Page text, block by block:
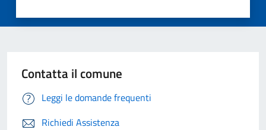
Contatta il comune
Leggi le domande frequenti
Richiedi Assistenza